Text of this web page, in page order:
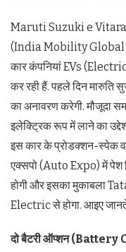
Maruti Suzuki e Vitara:
(India Mobility Global
कार कंपनियां EVs
कर रही हैं. पहले दिन
का अनावरण करेगी. मौजूदा
इलेक्ट्रिक रूप में लाने का
इस कार के प्रोडक्शन-स्पेक
एक्सपो (Auto Expo) में पेश
होगी और इसका मुकाबला
Electric से होगा. आइए
दो बैटरी ऑप्शन